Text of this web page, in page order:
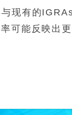
现有的
可能反映出